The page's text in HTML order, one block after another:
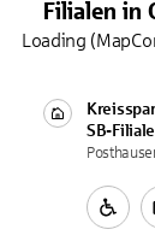
Filialen in
SB-Filiale
Loading